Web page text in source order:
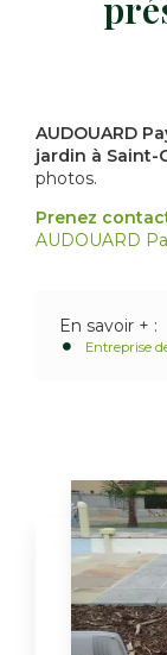
AUDOUARD
jardin à Saint-
photos.
Prenez
AUDOUARD
En savoir + :
Entreprise